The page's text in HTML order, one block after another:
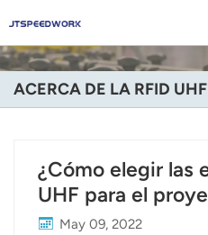
+86 -18681515767
ACERCA DE LA RFID UHF
¿Cómo elegir las
UHF para el
May 09, 2022